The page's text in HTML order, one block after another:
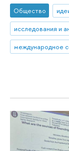
Общество
исследования и
международное